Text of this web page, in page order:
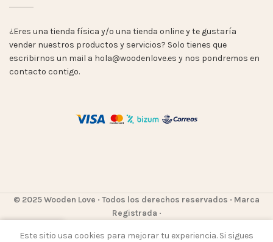
¿Eres una tienda física y/o una tienda online y te gustaría
vender nuestros productos y servicios? Solo tienes que
escribirnos un mail a hola@woodenlove.es y nos pondremos en
contacto contigo.
© 2025 Wooden Love · Todos los derechos reservados · Marca
Registrada ·
Este sitio usa cookies para mejorar tu experiencia. Si sigues